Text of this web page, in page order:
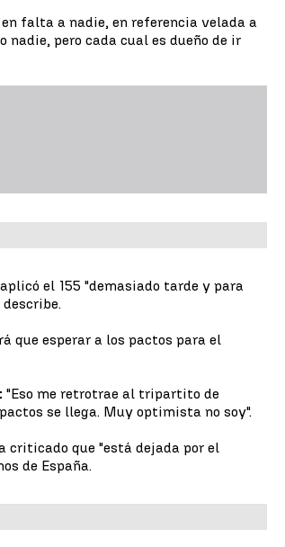
en falta a nadie, en referencia velada a
nadie, pero cada cual es dueño de ir
el 155 "demasiado tarde y para
que esperar a los pactos para el
"Eso me retrotrae al tripartito de
se llega. Muy optimista no soy".
criticado que "está dejada por el
de España.